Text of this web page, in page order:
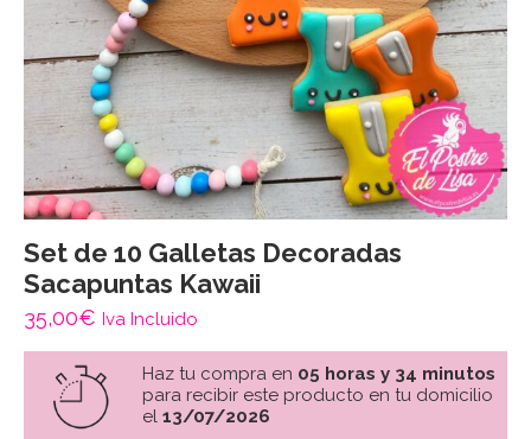
Set de 10 Galletas Decoradas
Sacapuntas Kawaii
35,00€ Iva Incluido
Haz tu compra en 05 horas y 34 minutos
para recibir este producto en tu domicilio
el 13/07/2026